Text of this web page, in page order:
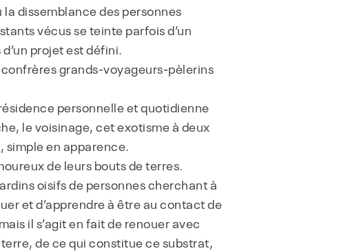
dissemblance des personnes
vécus se teinte parfois d’un
projet est défini.
grands-voyageurs-pèlerins
personnelle et quotidienne
le voisinage, cet exotisme à deux
simple en apparence.
de leurs bouts de terres.
oisifs de personnes cherchant à
et d’apprendre à être au contact de
il s’agit en fait de renouer avec
de ce qui constitue ce substrat,